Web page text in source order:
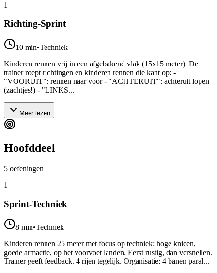
1
Richting-Sprint
10 min•Techniek
Kinderen rennen vrij in een afgebakend vlak (15x15 meter). De
trainer roept richtingen en kinderen rennen die kant op: -
"VOORUIT": rennen naar voor - "ACHTERUIT": achteruit lopen
(zachtjes!) - "LINKS...
Meer lezen
Hoofddeel
5 oefeningen
1
Sprint-Techniek
8 min•Techniek
Kinderen rennen 25 meter met focus op techniek: hoge knieen,
goede armactie, op het voorvoet landen. Eerst rustig, dan versnellen.
Trainer geeft feedback. 4 rijen tegelijk. Organisatie: 4 banen paral...